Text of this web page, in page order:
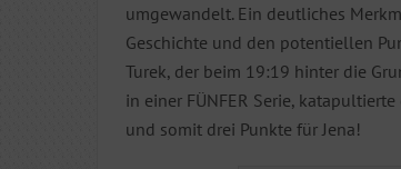
umgewandelt. Ein deutliches
Geschichte und den potentiellen
Turek, der beim 19:19 hinter die
in einer FÜNFER Serie,
und somit drei Punkte für Jena!